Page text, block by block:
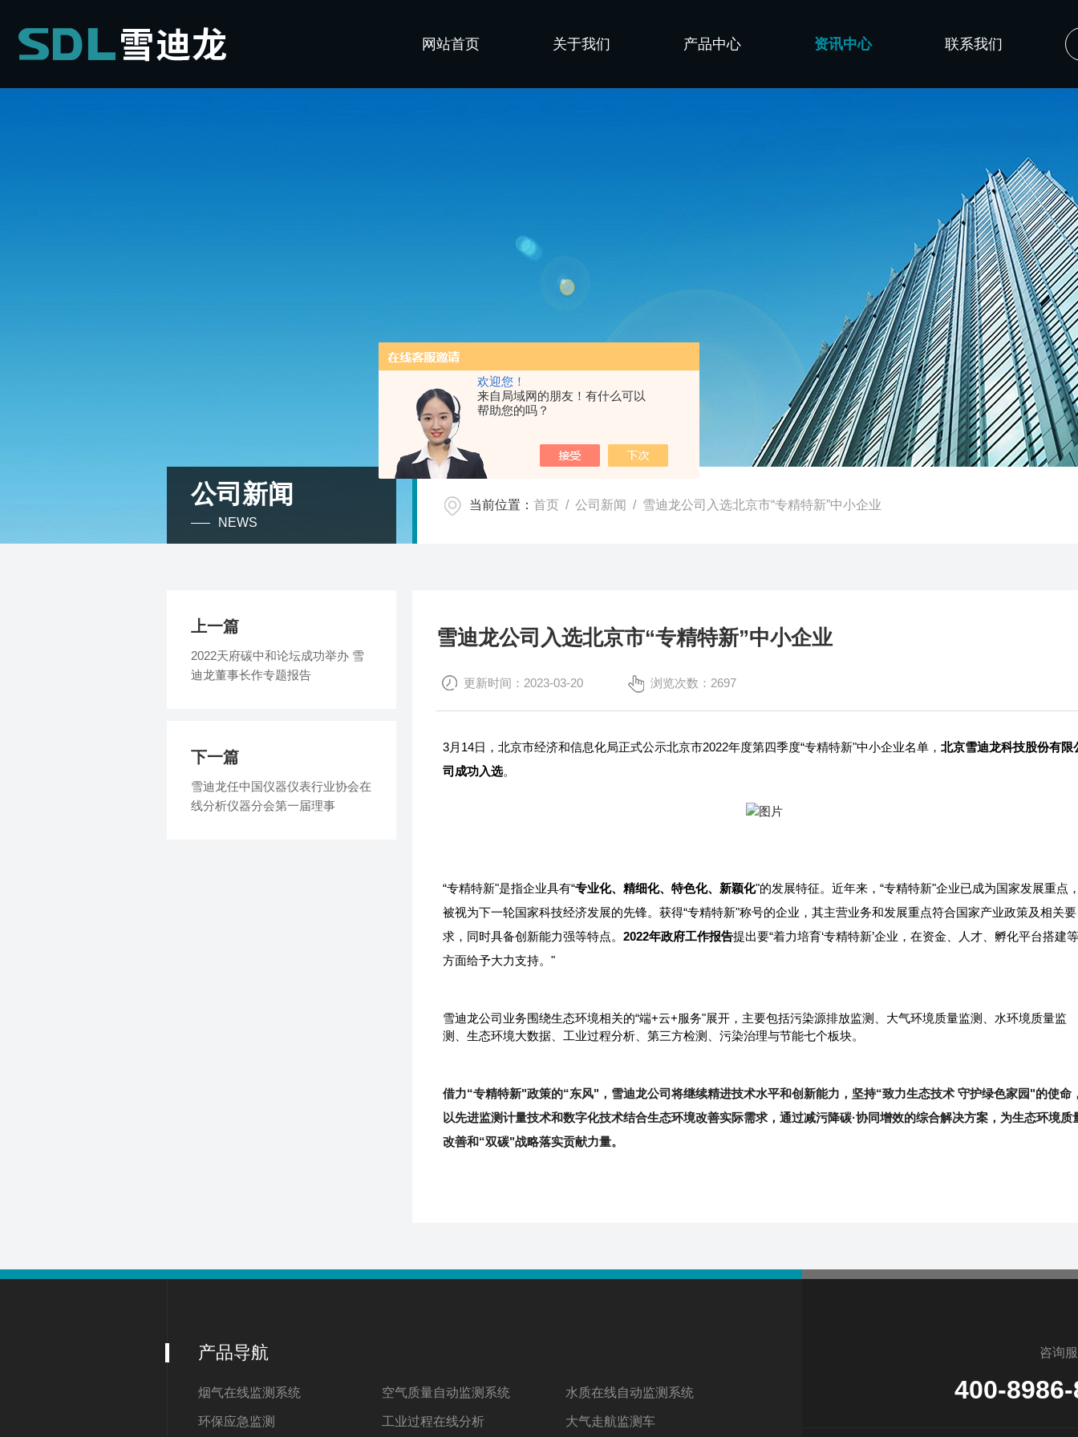
欢迎您！
来自局域网的朋友！有什么可以
帮助您的吗？
网站首页 关于我们 产品中心 资讯中心 联系我们
公司新闻
NEWS
当前位置： 首页 / 公司新闻 / 雪迪龙公司入选北京市“专精特新”中小企业
雪迪龙公司入选北京市“专精特新”中小企业
更新时间：2023-03-20 浏览次数：2697
3月14日，北京市经济和信息化局正式公示北京市2022年度第四季度“专精特新"中小企业名单， 北京雪迪龙科技股份有限
司成功入选。
“专精特新"是指企业具有“专业化、精细化、特色化、新颖化"的发展特征。近年来，“专精特新"企业已成为国家发展重点
被视为下一轮国家科技经济发展的先锋。获得“专精特新"称号的企业，其主营业务和发展重点符合国家产业政策及相关要
求，同时具备创新能力强等特点。 2022年政府工作报告提出要“着力培育‘专精特新’企业，在资金、人才、孵化平台搭建等
方面给予大力支持。"
雪迪龙公司业务围绕生态环境相关的“端+云+服务"展开，主要包括污染源排放监测、大气环境质量监测、水环境质量监
测、生态环境大数据、工业过程分析、第三方检测、污染治理与节能七个板块。
借力“专精特新"政策的“东风"，雪迪龙公司将继续精进技术水平和创新能力， 坚持“致力生态技术 守护绿色家园"的使命
以先进监测计量技术和数字化技术结合生态环境改善实际需求， 通过减污降碳·协同增效的综合解决方案，为生态环境质
改善和“双碳"战略落实贡献力量。
上一篇
2022天府碳中和论坛成功举办 雪
迪龙董事长作专题报告
下一篇
雪迪龙任中国仪器仪表行业协会在
线分析仪器分会第一届理事
产品导航
烟气在线监测系统 空气质量自动监测系统 水质在线自动监测系统
环保应急监测 工业过程在线分析 大气走航监测车
咨询
400-